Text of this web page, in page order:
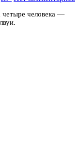
четыре человека —